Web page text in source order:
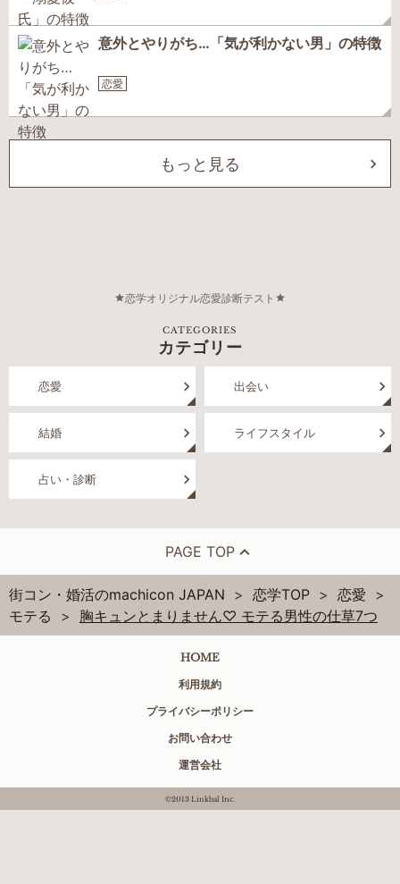
意外とやりがち…「気が利かない男」の特徴
恋愛
もっと見る
恋学オリジナル恋愛診断テスト
CATEGORIES
カテゴリー
恋愛 出会い
結婚 ライフスタイル
占い・診断
PAGE TOP
街コン・婚活のmachicon JAPAN 恋学TOP
恋愛
モテる
胸キュンとまりません♡ モテる男性の仕草7つ
HOME
利用規約
プライバシーポリシー
お問い合わせ
運営会社
©2013 Linkbal Inc.